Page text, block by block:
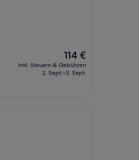
Der
Preis
beträgt
114 €
inkl. Steuern & Gebühren
2. Sept.–3. Sept.